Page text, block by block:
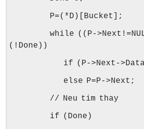
P=(*D)[Bucket];
while ((P-
(!Done))
if (P->Next-
else P=P->Next;
// Neu tim thay
if (Done)